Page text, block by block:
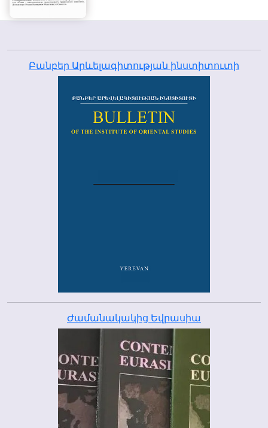
Բանբեր Արևելագիտության ինստիտուտի
Ժամանակակից Եվրասիա